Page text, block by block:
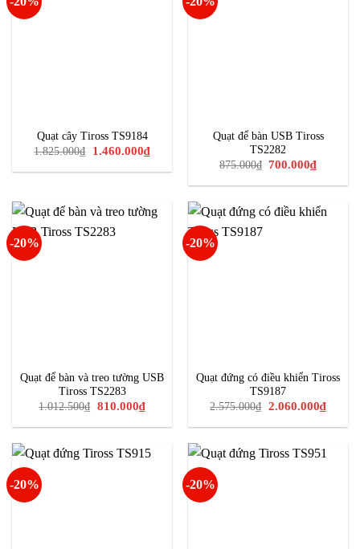
Quạt cây Tiross TS9184
1.825.000₫
Giá
là:
1.460.000₫Giá
hiện
tại
Quạt để bàn USB Tiross
TS2282
875.000₫ Giá
là:
700.000₫Giá
hiện
tại
-20%
Quạt để bàn và treo tường USB
Tiross TS2283
1.012.500₫ Giá
là:
810.000₫Giá
hiện
tại
810.000₫.
-20%
Quạt đứng có điều khiển Tiross
TS9187
2.575.000₫
Giá
là:
2.060.000₫Giá
hiện
tại
-20% -20%